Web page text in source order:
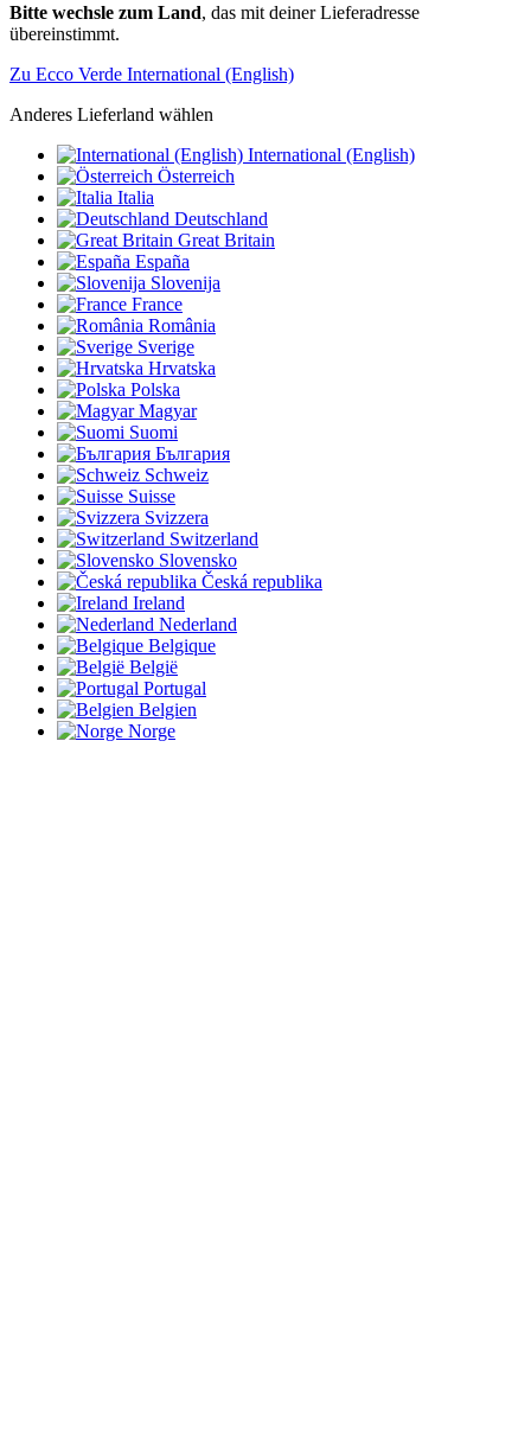
Bitte wechsle zum Land, das mit deiner Lieferadresse
übereinstimmt.
Zu Ecco Verde International (English)
Anderes Lieferland wählen
International (English)
Österreich
Italia
Deutschland
Great Britain
España
Slovenija
France
România
Sverige
Hrvatska
Polska
Magyar
Suomi
България
Schweiz
Suisse
Svizzera
Switzerland
Slovensko
Česká republika
Ireland
Nederland
Belgique
België
Portugal
Belgien
Norge